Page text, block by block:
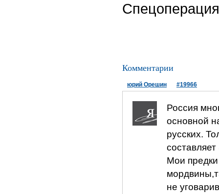
Комментарии
юрий Орешин #19966
Россия
основной
русских.
Мои
не